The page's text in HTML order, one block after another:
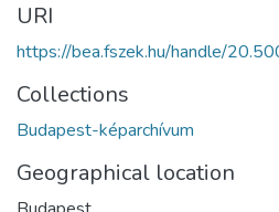
URI
https://bea.fszek.hu/handle/
Collections
Budapest-képarchívum
Geographical location